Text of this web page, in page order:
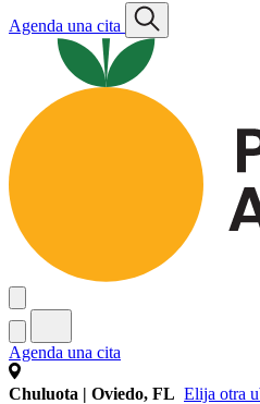
Agenda una cita
Agenda una cita
Chuluota | Oviedo, FL Elija otra